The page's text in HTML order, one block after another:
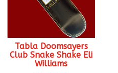
Tabla Doomsayers
Club Snake Shake Eli
Williams